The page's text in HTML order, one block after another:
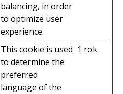
balancing, in order
to optimize user
experience.
This cookie is used
to determine the
preferred
language of the
1 rok